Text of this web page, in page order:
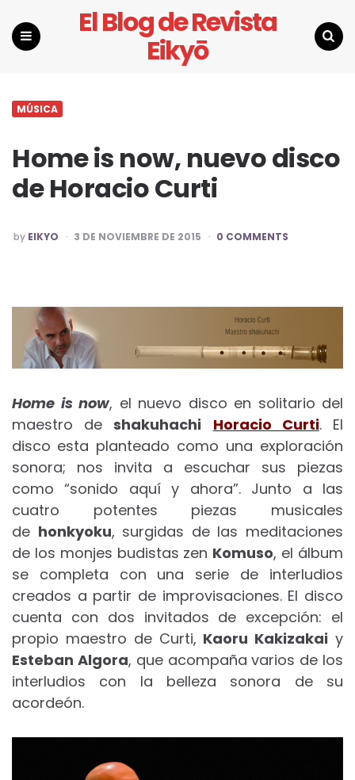
El Blog de Revista
Eikyō
MÚSICA
Home is now, nuevo disco
de Horacio Curti
POSTED
BY
by EIKYO 3 DE NOVIEMBRE DE 2015 0 COMMENTS
Home is now, el nuevo disco en solitario del
maestro deshakuhachi Horacio Curti. El
disco esta planteado como una exploración
sonora; nos invita a escuchar sus piezas
como “sonido aquí y ahora”. Junto a las
cuatro potentes piezas musicales
de honkyoku, surgidas de las meditaciones
de los monjes budistas zen Komuso, el álbum
se completa con una serie de interludios
creados a partir de improvisaciones. El disco
cuenta con dos invitados de excepción: el
propio maestro de Curti, Kaoru Kakizakai y
Esteban Algora, que acompaña varios de los
interludios con la belleza sonora de su
acordeón.